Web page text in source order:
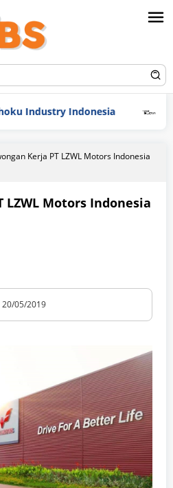
Indonesia PT
Kerja PT LZWL Motors Indonesia
LZWL Motors Indonesia
20/05/2019